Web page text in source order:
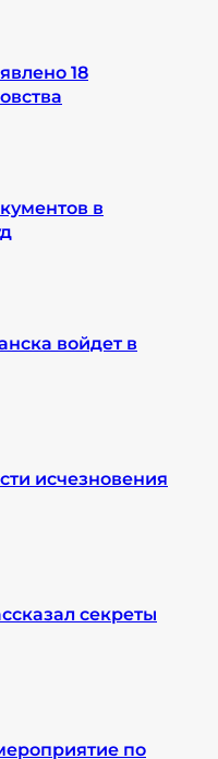
18
в
войдет в
исчезновения
секреты
по